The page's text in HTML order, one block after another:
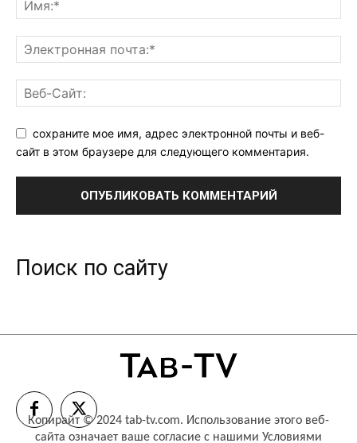
сохраните мое имя, адрес электронной почты и веб-
сайт в этом браузере для следующего комментария.
Поиск по сайту
Копирайт © 2024 tab-tv.com. Использование этого веб-
сайта означает ваше согласие с нашими Условиями